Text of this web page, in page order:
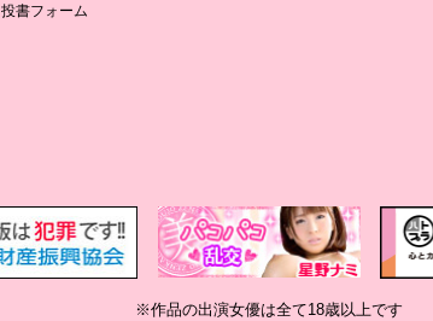
投書フォーム
※作品の出演女優は全て18歳以上です